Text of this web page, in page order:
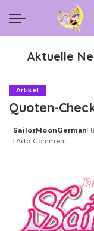
Aktuelle
Artikel
Quoten-
Posted
by
SailorMoonGerman
Add Comment